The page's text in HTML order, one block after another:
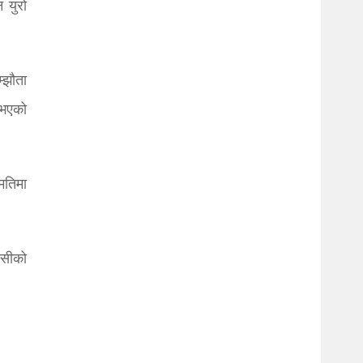
युरो